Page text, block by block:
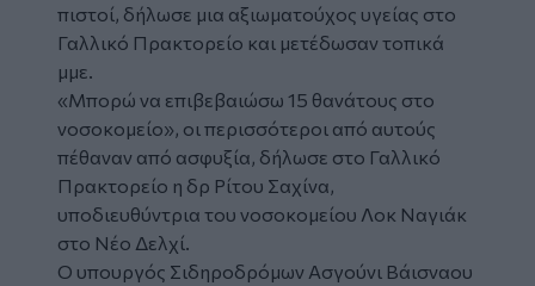
πιστοί, δήλωσε μια αξιωματούχος υγείας στο
Γαλλικό Πρακτορείο και μετέδωσαν τοπικά
μμε.
«Μπορώ να επιβεβαιώσω 15 θανάτους στο
νοσοκομείο», οι περισσότεροι από αυτούς
πέθαναν από ασφυξία, δήλωσε στο Γαλλικό
Πρακτορείο η δρ Ρίτου Σαχίνα,
υποδιευθύντρια του νοσοκομείου Λοκ Ναγιάκ
στο Νέο Δελχί.
Ο υπουργός Σιδηροδρόμων Ασγούνι Βάισναου